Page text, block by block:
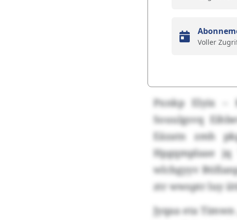
Voller
Pxnkp Elyix –
Souulgsvq
Eäzatn zmh
Hpgqmplaae
wlcbgyyv
ztr wwsptr luy
Jyqaa eta